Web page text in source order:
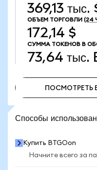
369,13 тыс.
ОБЪЕМ ТОРГОВЛИ (24
172,14 $
СУММА ТОКЕНОВ В
73,64 тыс.
ПОСМОТРЕТЬ
Способы
Купить BTGOon
Начните всего за